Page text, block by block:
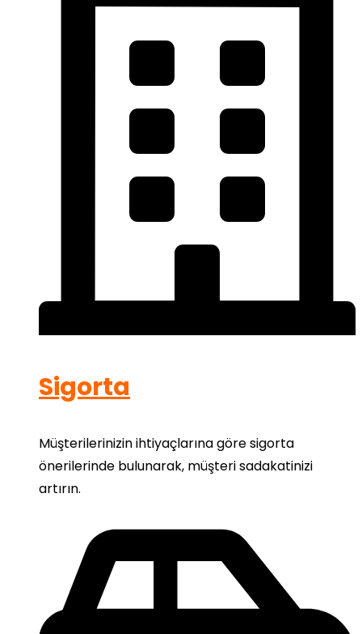
Sigorta
Müşterilerinizin ihtiyaçlarına göre sigorta
önerilerinde bulunarak, müşteri sadakatinizi
artırın.